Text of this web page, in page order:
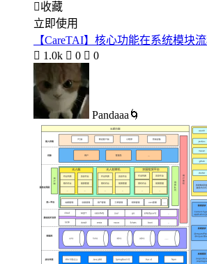
收藏
立即使用
【CareTAI】核心功能在系统模块
 1.0k  0  0
Pandaaa🌀